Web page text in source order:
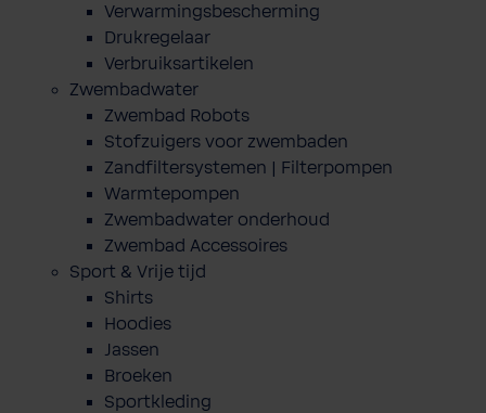
Verwarmingsbescherming
Drukregelaar
Verbruiksartikelen
Zwembadwater
Zwembad Robots
Stofzuigers voor zwembaden
Zandfiltersystemen | Filterpompen
Warmtepompen
Zwembadwater onderhoud
Zwembad Accessoires
Sport & Vrije tijd
Shirts
Hoodies
Jassen
Broeken
Sportkleding